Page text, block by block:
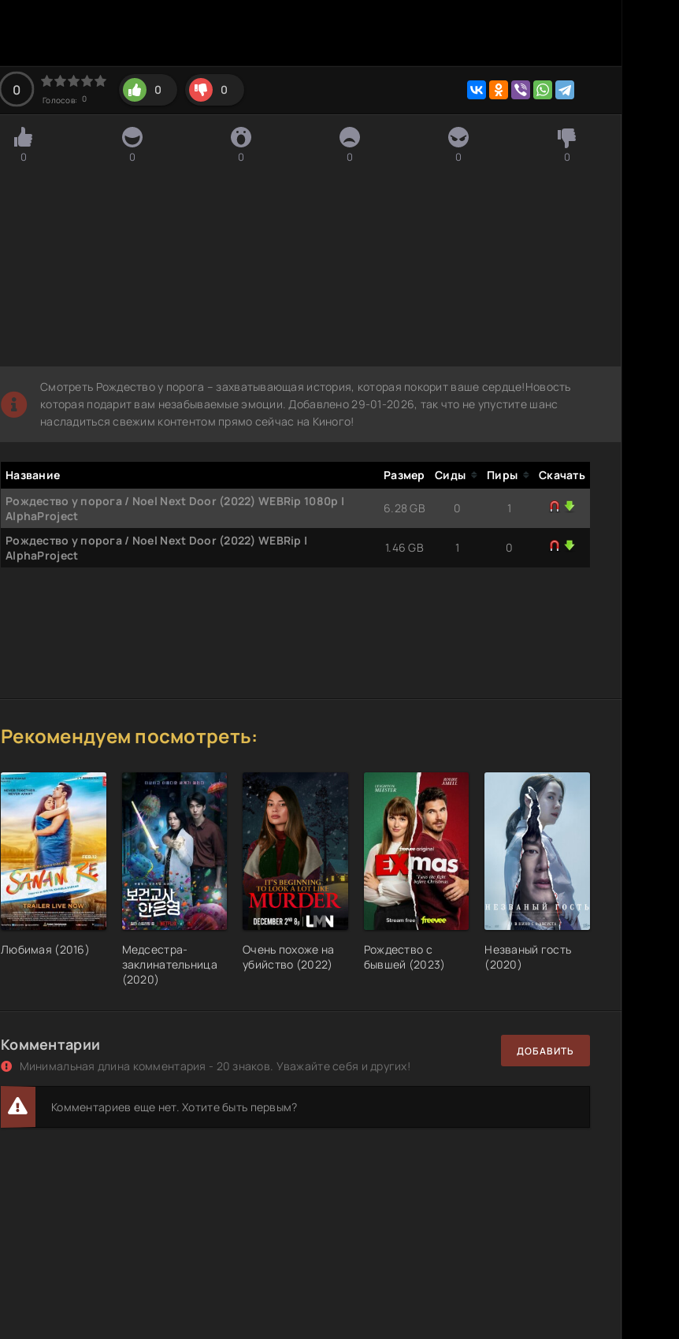
0
Голосов: 0
0 0
0 0 0 0 0 0
Смотреть Рождество у порога – захватывающая история, которая покорит ваше сердце!Новость
которая подарит вам незабываемые эмоции. Добавлено 29-01-2026, так что не упустите шанс
насладиться свежим контентом прямо сейчас на Киного!
Название Размер Сиды Пиры
Скачать
Рождество у порога / Noel Next Door (2022) WEBRip 1080p |
AlphaProject
6.28 GB 0 1
Рождество у порога / Noel Next Door (2022) WEBRip |
AlphaProject
1.46 GB 1 0
Рекомендуем посмотреть:
Любимая (2016)
Медсестра-
заклинательница
(2020)
Очень похоже на
убийство (2022)
Рождество с
бывшей (2023)
Незваный гость
(2020)
Комментарии
Минимальная длина комментария - 20 знаков. Уважайте себя и других!
ДОБАВИТЬ
Комментариев еще нет. Хотите быть первым?